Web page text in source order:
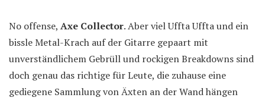
No offense, Axe Collector. Aber viel Uffta Uffta und ein
bissle Metal-Krach auf der Gitarre gepaart mit
unverständlichem Gebrüll und rockigen Breakdowns sind
doch genau das richtige für Leute, die zuhause eine
gediegene Sammlung von Äxten an der Wand hängen